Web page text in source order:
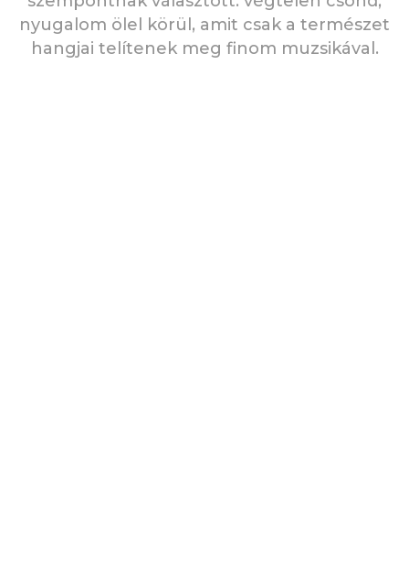
nyugalom ölel körül, amit csak a természet
hangjai telítenek meg finom muzsikával.